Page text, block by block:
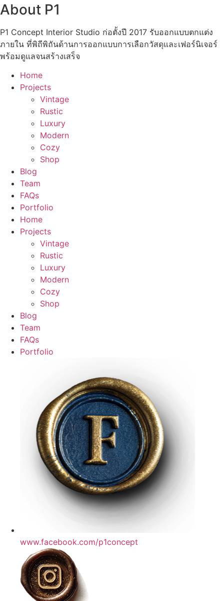
About P1
P1 Concept Interior Studio ก่อตั้งปี 2017 รับออกแบบตกแต่ง
ภายใน ที่พิถีพิถันด้านการออกแบบการเลือกวัสดุและเฟอร์นิเจอร์
พร้อมดูแลจนสร้างเสร็จ
Home
Projects
Vintage
Rustic
Luxury
Modern
Cozy
Shop
Blog
Team
FAQs
Portfolio
Home
Projects
Vintage
Rustic
Luxury
Modern
Cozy
Shop
Blog
Team
FAQs
Portfolio
www.facebook.com/p1concept